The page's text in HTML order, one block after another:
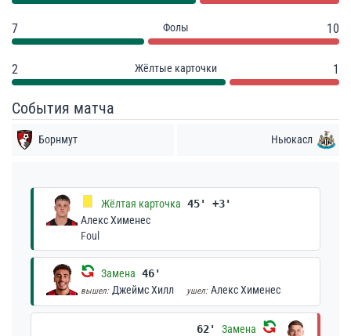
7 Фолы 10
2 Жёлтые карточки 1
События матча
Борнмут Ньюкасл
Жёлтая карточка 45' +3'
Алекс Хименес
Foul
Замена 46'
вышел: Джеймс Хилл ушел: Алекс Хименес
62' Замена